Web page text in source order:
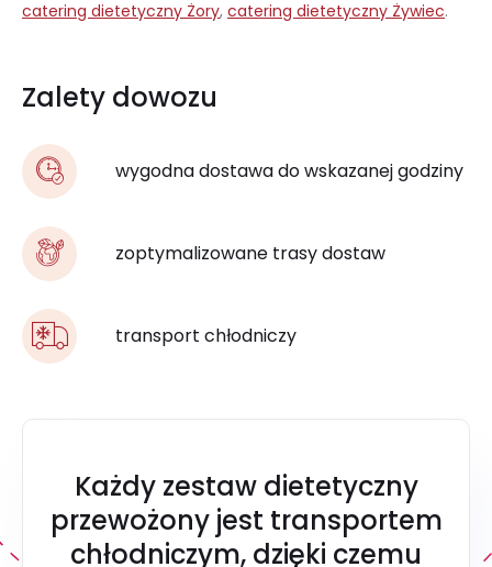
catering dietetyczny Żory, catering dietetyczny Żywiec.
Zalety dowozu
wygodna dostawa do wskazanej godziny
zoptymalizowane trasy dostaw
transport chłodniczy
Każdy zestaw dietetyczny
przewożony jest transportem
chłodniczym, dzięki czemu